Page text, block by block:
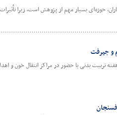
حوزه‌ای بسیار مهم از پژوهش است، زیرا
و جیرفت
تربیت بدنی با حضور در مراکز انتقال خون